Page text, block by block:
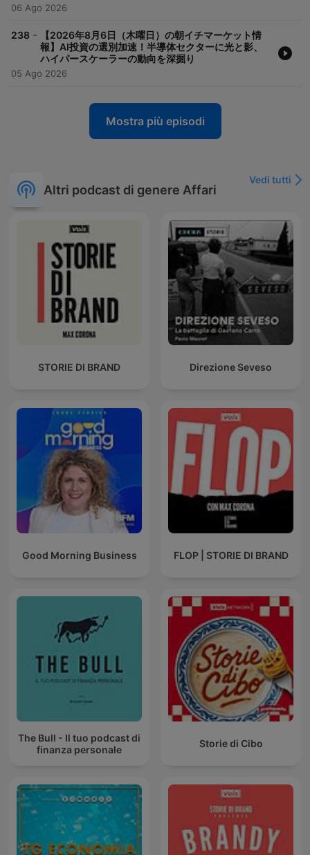
06 Ago 2026
238 -
【2026年8月6日（木曜日）の朝イチマーケット情
報】AI投資の選別加速！半導体セクターに光と影、
ハイパースケーラーの動向を深掘り
05 Ago 2026
Mostra più episodi
Altri podcast di genere Affari
Vedi tutti
STORIE DI BRAND Direzione Seveso
Good Morning Business FLOP | STORIE DI BRAND
The Bull - Il tuo podcast di
finanza personale
Storie di Cibo